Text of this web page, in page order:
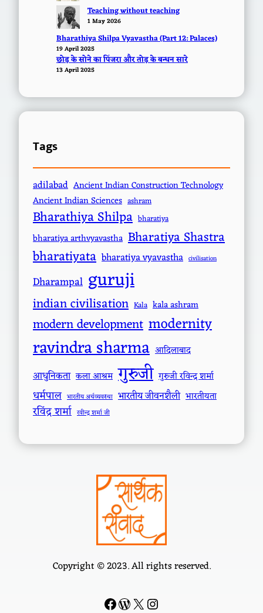
Teaching without teaching
1 May 2026
Bharathiya Shilpa Vyavastha (Part 12: Palaces)
19 April 2025
छोड़ के सोने का पिंजरा और तोड़ के बन्धन सारे
13 April 2025
Tags
adilabad Ancient Indian Construction Technology
Ancient Indian Sciences ashram
Bharathiya Shilpa bharatiya
bharatiya arthvyavastha Bharatiya Shastra
bharatiyata bharatiya vyavastha civilisation
Dharampal guruji
indian civilisation Kala kala ashram
modern development modernity
ravindra sharma आदिलाबाद
आधुनिकता कला आश्रम गुरुजी गुरुजी रविन्द्र शर्मा
धर्मपाल भारतीय अर्थव्यवस्था भारतीय जीवनशैली भारतीयता
रविंद्र शर्मा रवीन्द्र शर्मा जी
Copyright © 2023. All rights reserved.
Facebook WordPress # Instagram